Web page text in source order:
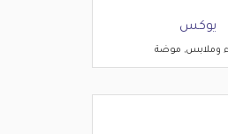
يوكس
وملابس, موضة